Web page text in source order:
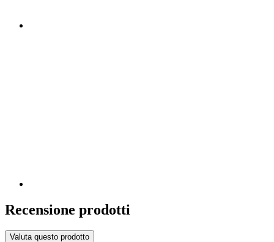
Recensione prodotti
Valuta questo prodotto